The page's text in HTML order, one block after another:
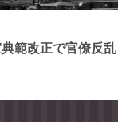
範改正で官僚反乱